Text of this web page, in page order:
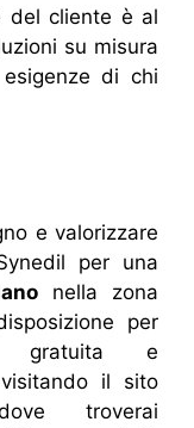
del cliente è al
su misura
di chi
e valorizzare
per una
nella zona
per
gratuita e
il sito
troverai